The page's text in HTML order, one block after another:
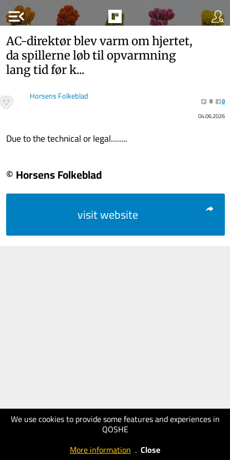
menu_open
We use cookies to provide some features and experiences in
QOSHE
More information . Close
AC-​direktør blev varm om hjer­tet,
da spil­ler­ne løb til op­varm­ning
lang tid før k...
Horsens Folkeblad 8
0
04.06.2026
Due to the technical or legal........
© Horsens Folkeblad
visit website